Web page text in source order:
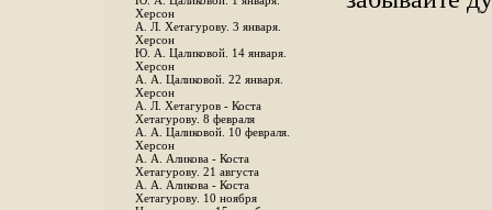
Херсон
А. Л. Хетагурову. 3 января.
Херсон
Ю. А. Цаликовой. 14 января.
Херсон
А. А. Цаликовой. 22 января.
Херсон
А. Л. Хетагуров - Коста
Хетагурову. 8 февраля
А. А. Цаликовой. 10 февраля.
Херсон
А. А. Аликова - Коста
Хетагурову. 21 августа
А. А. Аликова - Коста
Хетагурову. 10 ноября